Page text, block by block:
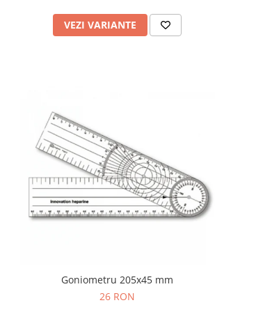
VEZI VARIANTE
Goniometru 205x45 mm
26 RON